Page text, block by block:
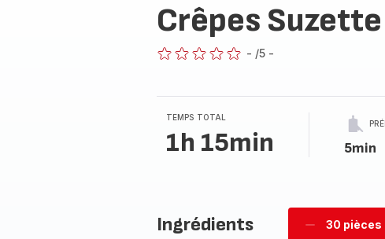
Crêpes Suzette
- /5 -
TEMPS TOTAL
1h 15min 5min
Ingrédients
Supprimer
30 pièces